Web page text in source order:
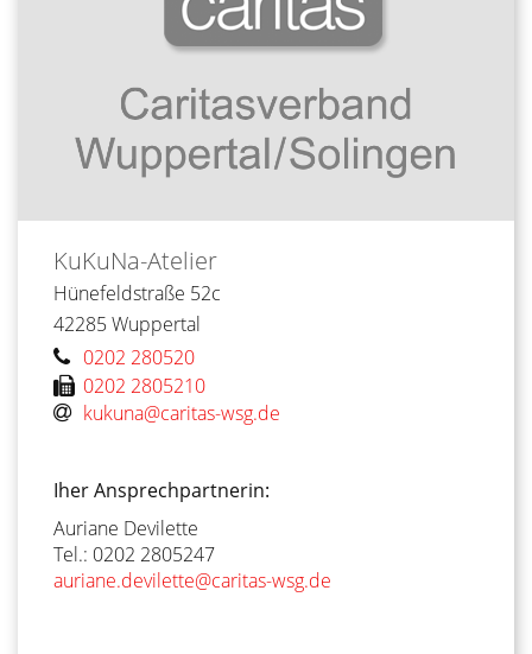
KuKuNa-Atelier
Hünefeldstraße 52c
42285Wuppertal
0202 280520
0202 2805210
kukuna@caritas-wsg.de
Iher Ansprechpartnerin:
Auriane Devilette
Tel.: 0202 2805247
auriane.devilette@caritas-wsg.de